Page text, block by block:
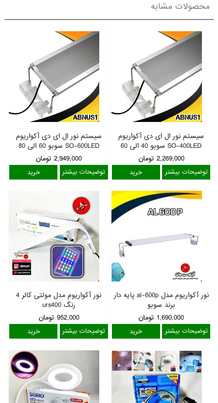
محصولات مشابه
سیستم نور ال ای دی آکواریوم
SO-400LED سوبو 40 الی 60
سانت
2,269,000 تومان
توضیحات بیشتر
سیستم نور ال ای دی آکواریوم
SO-600LED سوبو 60 الی 80
سانت
2,949,000 تومان
توضیحات بیشتر
نور آکواریوم مدل al-600p پایه دار
برند سوبو
1,690,000تومان
توضیحات بیشتر
نور آکواریوم مدل مولتی کالر 4
رنگ urs400
952,000 تومان
توضیحات بیشتر